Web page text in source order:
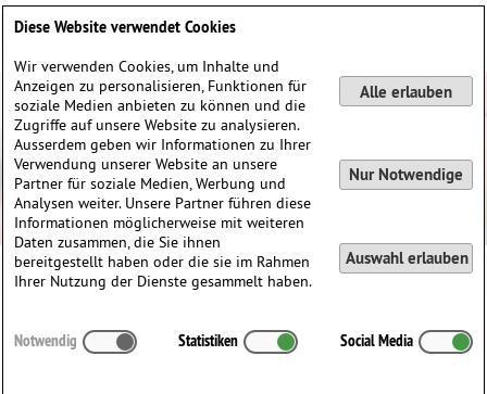
Waltz
Diese Website verwendet Cookies
Wir verwenden Cookies, um Inhalte und
Anzeigen zu personalisieren, Funktionen für
soziale Medien anbieten zu können und die
Zugriffe auf unsere Website zu analysieren.
Ausserdem geben wir Informationen zu Ihrer
Verwendung unserer Website an unsere
Partner für soziale Medien, Werbung und
Analysen weiter. Unsere Partner führen diese
Informationen möglicherweise mit weiteren
Daten zusammen, die Sie ihnen
bereitgestellt haben oder die sie im Rahmen
Ihrer Nutzung der Dienste gesammelt haben.
Alle erlauben
Nur Notwendige
Auswahl erlauben
Notwendig Statistiken Social Media